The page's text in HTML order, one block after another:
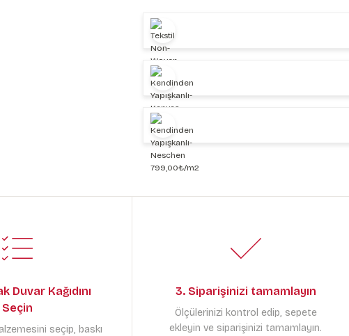
Duvar Kağıdını
Seçin
seçip, baskı
3. Siparişinizi tamamlayın
Ölçülerinizi kontrol edip, sepete
ekleyin ve siparişinizi tamamlayın.